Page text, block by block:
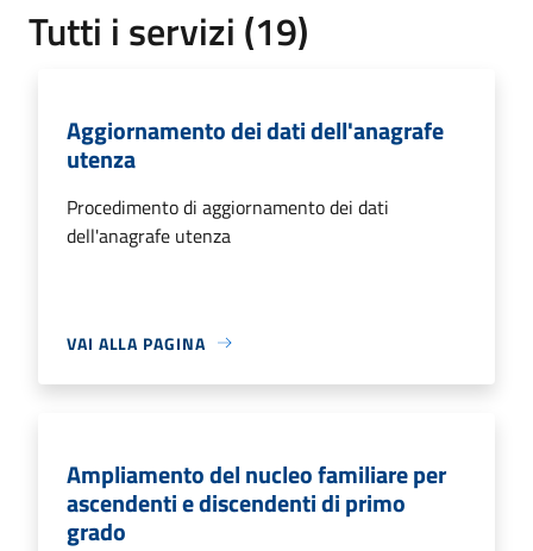
Tutti i servizi (19)
Aggiornamento dei dati dell'anagrafe
utenza
Procedimento di aggiornamento dei dati
dell'anagrafe utenza
VAI ALLA PAGINA
Ampliamento del nucleo familiare per
ascendenti e discendenti di primo
grado